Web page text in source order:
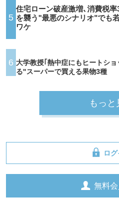
5
住宅ローン破産激増､消費税
を襲う"最悪のシナリオ"でも
ワケ
6 大学教授｢熱中症にもヒートシ
る"スーパーで買える果物3種
もっと
ロ
無料